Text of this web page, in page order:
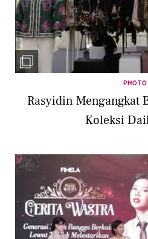
PHOTO
Rasyidin Mengangkat
Koleksi